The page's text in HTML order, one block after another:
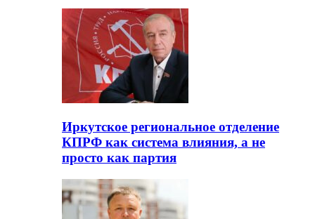
Иркутское региональное отделение
КПРФ как система влияния, а не
просто как партия